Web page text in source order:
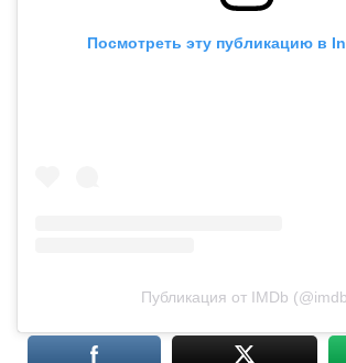
Посмотреть эту публикацию в
Публикация от IMDb